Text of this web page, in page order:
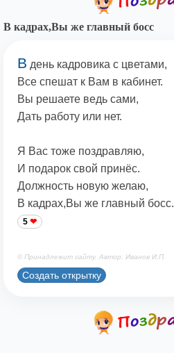
В кадрах,Вы же главный босс
В день кадровика с цветами,
Все спешат к Вам в кабинет.
Вы решаете ведь сами,
Дать работу или нет.
Я Вас тоже поздравляю,
И подарок свой принёс.
Должность новую желаю,
В кадрах,Вы же главный босс.
5
© Принадлежит сайту. Автор: Иванов И.П.
Создать открытку